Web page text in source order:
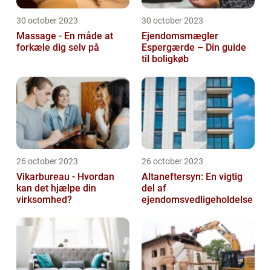
30 october 2023
Massage - En måde at
forkæle dig selv på
30 october 2023
Ejendomsmægler
Espergærde – Din guide
til boligkøb
26 october 2023
Vikarbureau - Hvordan
kan det hjælpe din
virksomhed?
26 october 2023
Altaneftersyn: En vigtig
del af
ejendomsvedligeholdelse